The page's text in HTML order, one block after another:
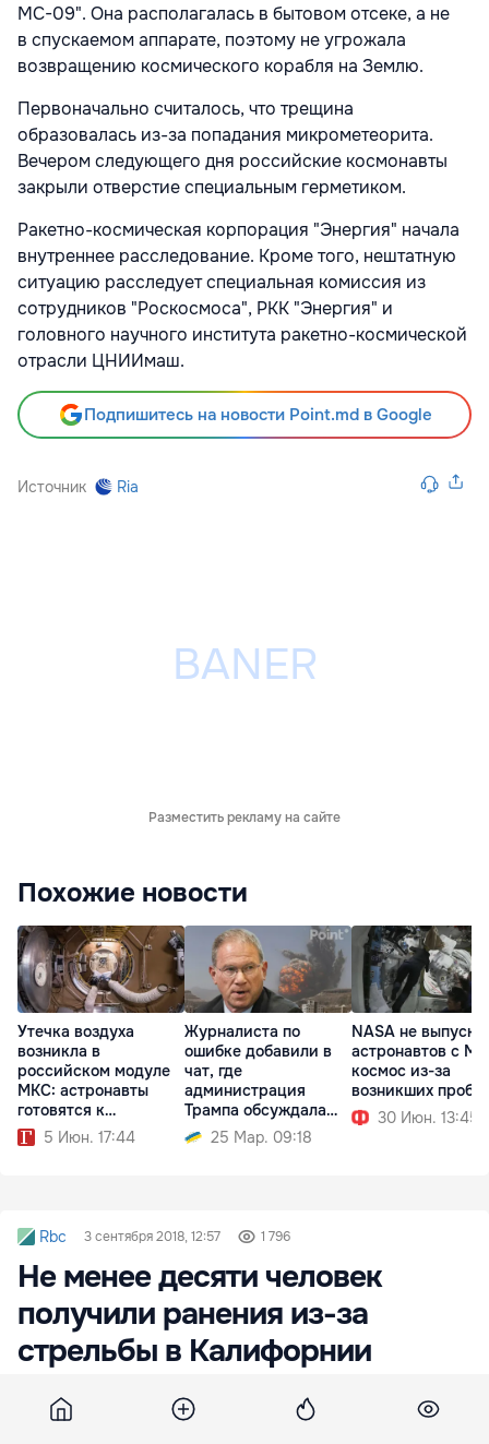
МС-09". Она располагалась в бытовом отсеке, а не
в спускаемом аппарате, поэтому не угрожала
возвращению космического корабля на Землю.
Первоначально считалось, что трещина
образовалась из-за попадания микрометеорита.
Вечером следующего дня российские космонавты
закрыли отверстие специальным герметиком.
Ракетно-космическая корпорация "Энергия" начала
внутреннее расследование. Кроме того, нештатную
ситуацию расследует специальная комиссия из
сотрудников "Роскосмоса", РКК "Энергия" и
головного научного института ракетно-космической
отрасли ЦНИИмаш.
Подпишитесь на новости Point.md в Google
Источник Ria
Разместить рекламу на сайте
Похожие новости
Утечка воздуха
возникла в
российском модуле
МКС: астронавты
готовятся к
эвакуации
5 Июн. 17:44
Журналиста по
ошибке добавили в
чат, где
администрация
Трампа обсуждала
удары по Йемену
25 Мар. 09:18
NASA не
астронавтов с
космос из-за
возникших
30 Июн. 13:45
Rbc 3 сентября 2018, 12:57 1 796
Не менее десяти человек
получили ранения из-за
стрельбы в Калифорнии
Неизвестный открыл стрельбу в жилом
комплексе в Калифорнии. Прибывшая на место